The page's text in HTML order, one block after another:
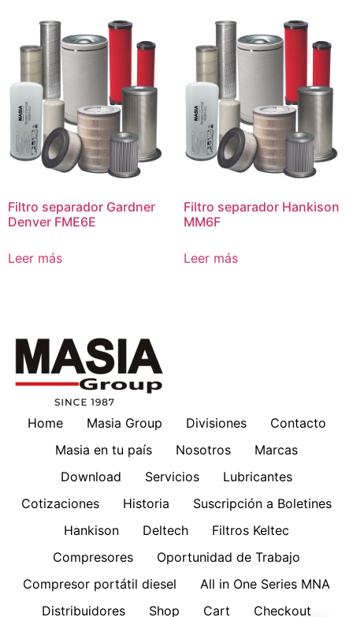
Filtro separador Gardner
Denver FME6E
Leer más
Filtro separador Hankison
MM6F
Leer más
Home Masia Group Divisiones
Contacto
Masia en tu país
Nosotros
Marcas
Download
Servicios
Lubricantes
Cotizaciones
Historia
Suscripción a Boletines
Hankison
Deltech
Filtros Keltec
Compresores
Oportunidad de Trabajo
Compresor portátil diesel
All in One Series MNA
Distribuidores
Shop Cart Checkout